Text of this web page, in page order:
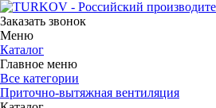
Заказать звонок
Меню
Каталог
Главное меню
Все категории
Приточно-вытяжная вентиляция